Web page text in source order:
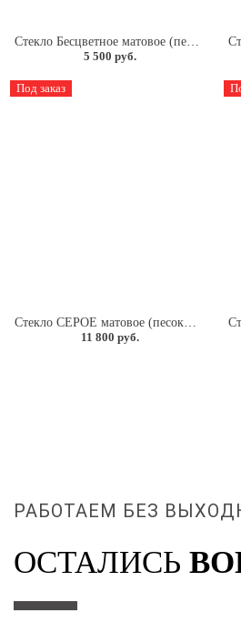
Стекло Бесцветное матовое (песок) 6мм.
5 500 руб.
Под заказ
11 800 руб.
РАБОТАЕМ БЕЗ
ОСТАЛИСЬ